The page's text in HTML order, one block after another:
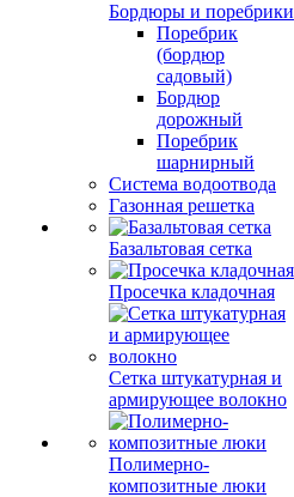
Бордюры и поребрики
Поребрик
(бордюр
садовый)
Бордюр
дорожный
Поребрик
шарнирный
Система водоотвода
Газонная решетка
Базальтовая сетка
Просечка кладочная
Сетка штукатурная и
армирующее волокно
Полимерно-
композитные люки